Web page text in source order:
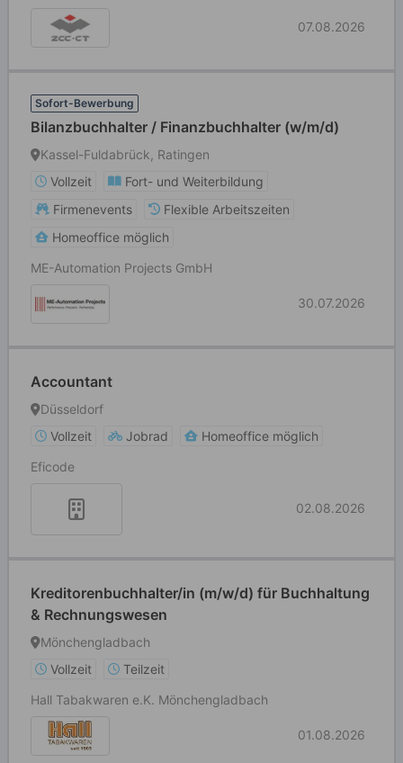
07.08.2026
Sofort-Bewerbung
Bilanzbuchhalter / Finanzbuchhalter (w/m/d)
Kassel-Fuldabrück, Ratingen
Vollzeit
Fort- und Weiterbildung
Firmenevents
Flexible Arbeitszeiten
Homeoffice möglich
ME-Automation Projects GmbH
30.07.2026
Accountant
Düsseldorf
Vollzeit
Jobrad
Homeoffice möglich
Eficode
02.08.2026
Kreditorenbuchhalter/in (m/w/d) für Buchhaltung
& Rechnungswesen
Mönchengladbach
Vollzeit
Teilzeit
Hall Tabakwaren e.K. Mönchengladbach
01.08.2026